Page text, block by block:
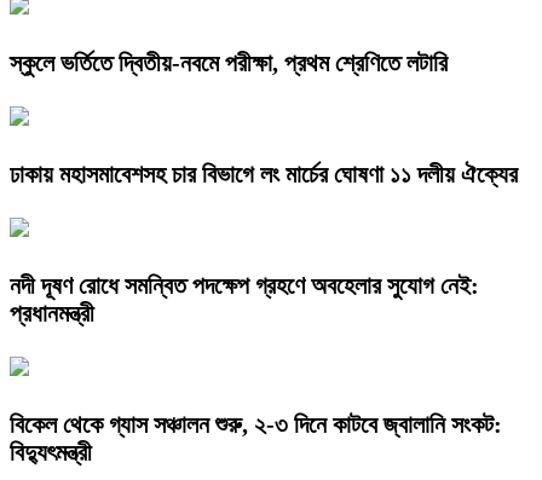
স্কুলে ভর্তিতে দ্বিতীয়-নবমে পরীক্ষা, প্রথম শ্রেণিতে লটারি
ঢাকায় মহাসমাবেশসহ চার বিভাগে লং মার্চের ঘোষণা ১১ দলীয় ঐক্যের
নদী দূষণ রোধে সমন্বিত পদক্ষেপ গ্রহণে অবহেলার সুযোগ নেই:
প্রধানমন্ত্রী
বিকেল থেকে গ্যাস সঞ্চালন শুরু, ২-৩ দিনে কাটবে জ্বালানি সংকট:
বিদ্যুৎমন্ত্রী